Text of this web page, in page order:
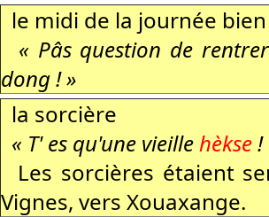
le midi de la journée
« Pâs question de
dong ! »
la sorcière
« T' es qu'une vieille hèkse!
Les sorcières étaient
Vignes, vers Xouaxange.